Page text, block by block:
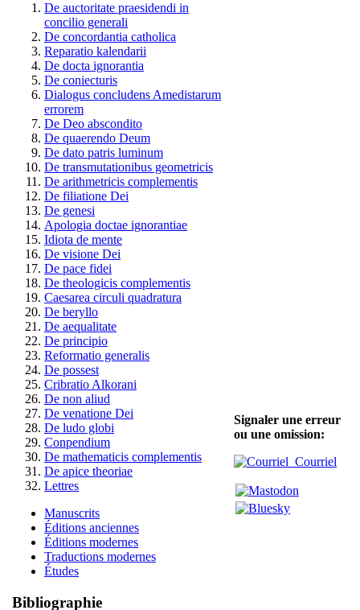
De auctoritate praesidendi in
concilio generali
De concordantia catholica
Reparatio kalendarii
De docta ignorantia
De coniecturis
Dialogus concludens Amedistarum
errorem
De Deo abscondito
De quaerendo Deum
De dato patris luminum
De transmutationibus geometricis
De arithmetricis complementis
De filiatione Dei
De genesi
Apologia doctae ignorantiae
Idiota de mente
De visione Dei
De pace fidei
De theologicis complementis
Caesarea circuli quadratura
De beryllo
De aequalitate
De principio
Reformatio generalis
De possest
Cribratio Alkorani
De non aliud
De venatione Dei
De ludo globi
Conpendium
De mathematicis complementis
De apice theoriae
Lettres
Manuscrits
Éditions anciennes
Éditions modernes
Traductions modernes
Études
Bibliographie
Signaler une erreur
ou une omission:
Courriel